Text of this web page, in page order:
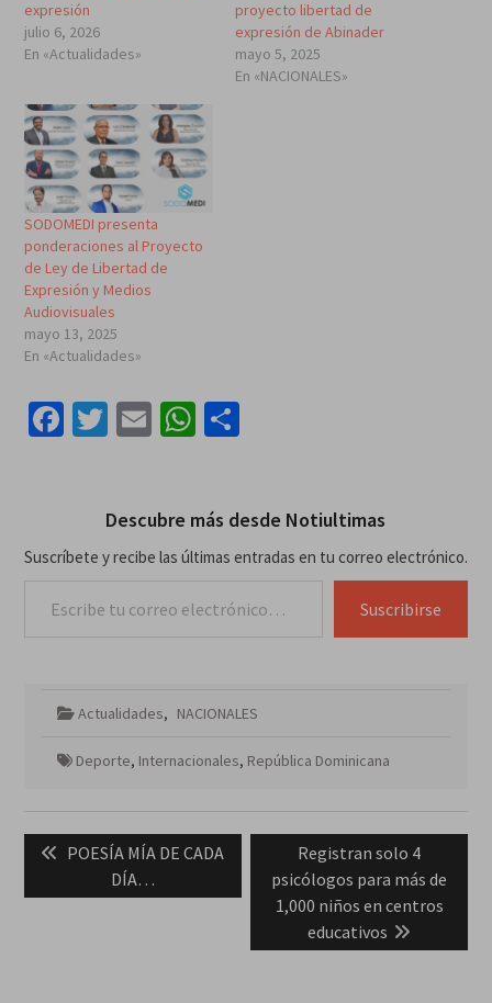
expresión
julio 6, 2026
En «Actualidades»
proyecto libertad de
expresión de Abinader
mayo 5, 2025
En «NACIONALES»
SODOMEDI presenta
ponderaciones al Proyecto
de Ley de Libertad de
Expresión y Medios
Audiovisuales
mayo 13, 2025
En «Actualidades»
Facebook
Twitter
EmailWhatsApp
Compartir
Descubre más desde Notiultimas
Suscríbete y recibe las últimas entradas en tu correo electrónico.
Suscribirse
Actualidades, NACIONALES
Deporte, Internacionales, República Dominicana
de
entradas
Previous
POESÍA MÍA DE CADA
DÍA…
Next
post:
Registran solo 4
psicólogos para más de
1,000 niños en centros
educativos